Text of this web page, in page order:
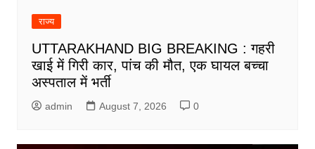
राज्य
UTTARAKHAND BIG BREAKING : गहरी
खाई में गिरी कार, पांच की मौत, एक घायल बच्चा
अस्पताल में भर्ती
admin August 7, 2026 0